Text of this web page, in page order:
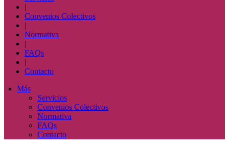
|
Convenios Colectivos
|
Normativa
|
FAQs
|
Contacto
Más
Servicios
Convenios Colectivos
Normativa
FAQs
Contacto